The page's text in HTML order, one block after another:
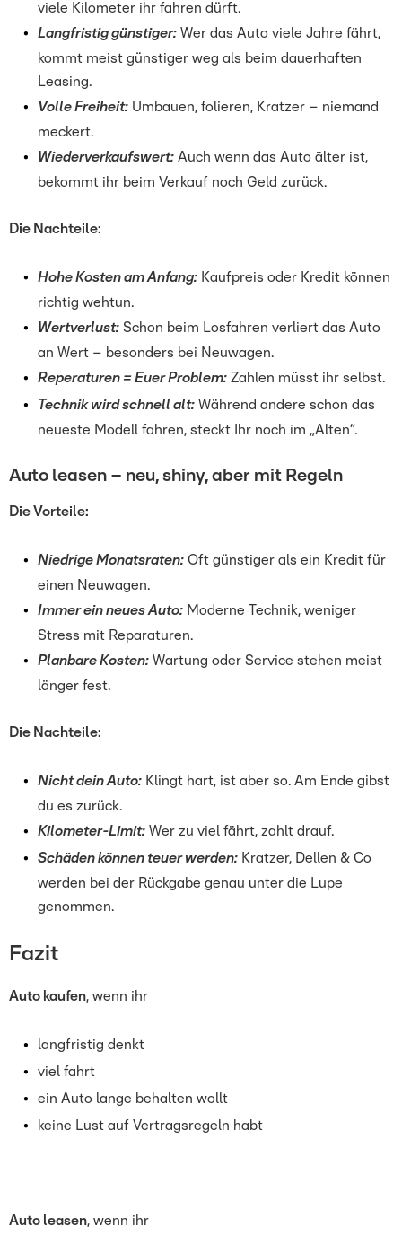
viele Kilometer ihr fahren dürft.
Langfristig günstiger: Wer das Auto viele Jahre fährt,
kommt meist günstiger weg als beim dauerhaften
Leasing.
Volle Freiheit: Umbauen, folieren, Kratzer – niemand
meckert.
Wiederverkaufswert: Auch wenn das Auto älter ist,
bekommt ihr beim Verkauf noch Geld zurück.
Die Nachteile:
Hohe Kosten am Anfang: Kaufpreis oder Kredit können
richtig wehtun.
Wertverlust: Schon beim Losfahren verliert das Auto
an Wert – besonders bei Neuwagen.
Reperaturen = Euer Problem: Zahlen müsst ihr selbst.
Technik wird schnell alt: Während andere schon das
neueste Modell fahren, steckt Ihr noch im „Alten“.
Auto leasen – neu, shiny, aber mit Regeln
Die Vorteile:
Niedrige Monatsraten: Oft günstiger als ein Kredit für
einen Neuwagen.
Immer ein neues Auto: Moderne Technik, weniger
Stress mit Reparaturen.
Planbare Kosten: Wartung oder Service stehen meist
länger fest.
Die Nachteile:
Nicht dein Auto: Klingt hart, ist aber so. Am Ende gibst
du es zurück.
Kilometer-Limit: Wer zu viel fährt, zahlt drauf.
Schäden können teuer werden: Kratzer, Dellen & Co
werden bei der Rückgabe genau unter die Lupe
genommen.
Fazit
Auto kaufen, wenn ihr
langfristig denkt
viel fahrt
ein Auto lange behalten wollt
keine Lust auf Vertragsregeln habt
Auto leasen, wenn ihr